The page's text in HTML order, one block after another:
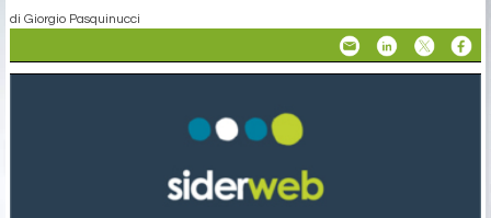
di Giorgio Pasquinucci